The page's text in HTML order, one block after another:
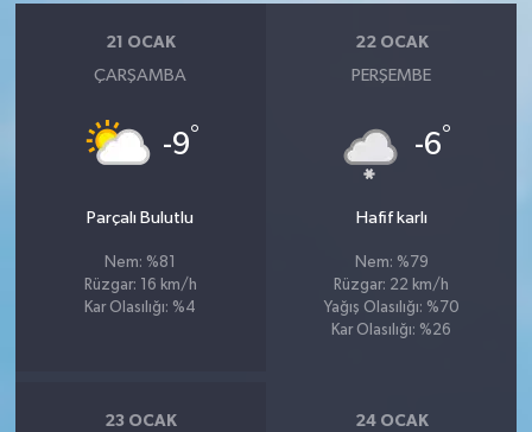
21 OCAK
ÇARŞAMBA
-9°
Parçalı Bulutlu
Nem: %81
Rüzgar: 16 km/h
Kar Olasılığı: %4
22 OCAK
PERŞEMBE
-6°
Hafif karlı
Nem: %79
Rüzgar: 22 km/h
Yağış Olasılığı: %70
Kar Olasılığı: %26
23 OCAK 24 OCAK